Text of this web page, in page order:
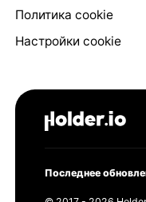
Политика cookie
Настройки cookie
Последнее